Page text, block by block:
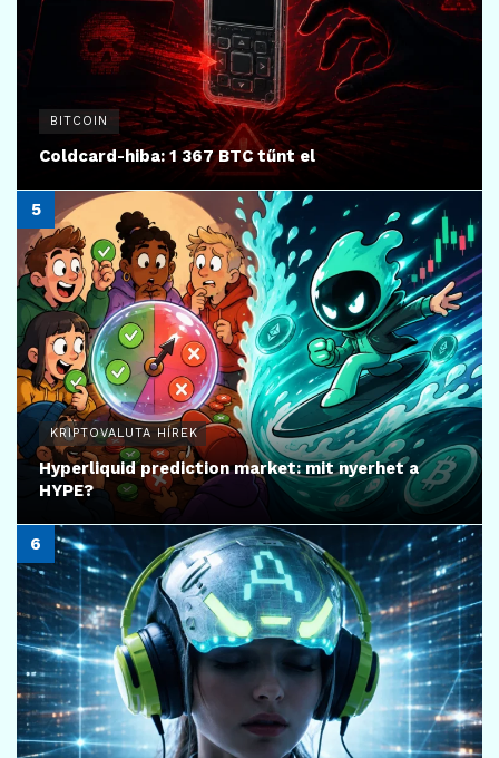
BITCOIN
Coldcard-hiba: 1 367 BTC tűnt el
KRIPTOVALUTA HÍREK
Hyperliquid prediction market: mit nyerhet a
HYPE?